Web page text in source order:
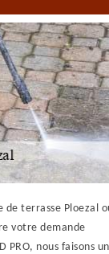
terrasse Ploezal
votre demande
PRO, nous faisons